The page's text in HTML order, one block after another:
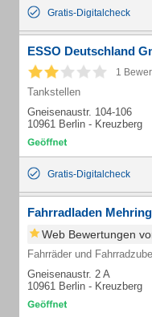
Gratis-Digitalcheck
ESSO Deutschland
1
Tankstellen
Gneisenaustr. 104-106
10961 Berlin - Kreuzberg
Gratis-Digitalcheck
Fahrradladen
Web Bewertungen
Fahrräder und
Gneisenaustr. 2 A
10961 Berlin - Kreuzberg